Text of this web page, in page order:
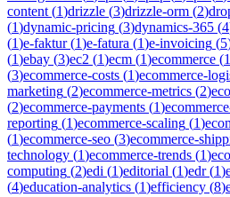
content (1)drizzle (3)drizzle-orm (2)
(1)dynamic-pricing (3)dynamics-365 (4
(1)e-faktur(1)e-fatura (1)e-invoicing (5
(1)ebay (3)ec2 (1)ecm (1)ecommerce (
(3)ecommerce-costs (1)ecommerce-
marketing (2)ecommerce-metrics (2)
(2)ecommerce-payments (1)
reporting (1)ecommerce-scaling (1)
(1)ecommerce-seo (3)ecommerce-
technology (1)ecommerce-trends (1)
computing (2)edi (1)editorial (1)edr(1)
(4)education-analytics (1)efficiency (8)